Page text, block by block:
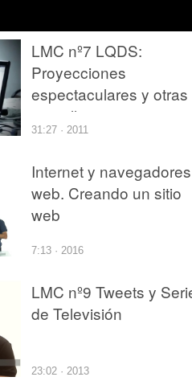
LMC nº7 LQDS:
Proyecciones
espectaculares y otras
pantallas
31:27 · 2011
Internet y navegadores
web. Creando un sitio
web
7:13 · 2016
LMC nº9 Tweets y
de Televisión
23:02 · 2013